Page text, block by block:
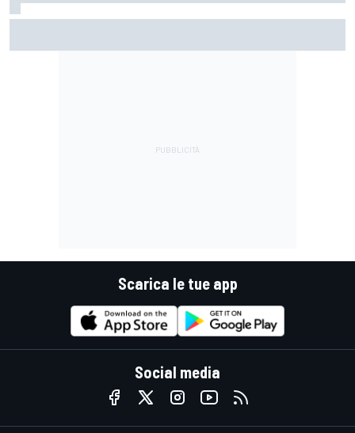
Scarica le tue app
Social media